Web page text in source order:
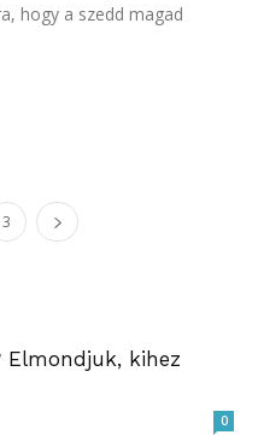
hogy a szedd magad
3
Elmondjuk, kihez
0